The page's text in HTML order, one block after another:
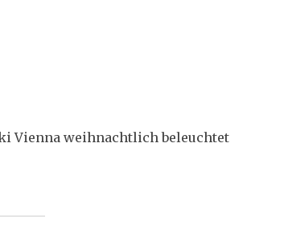
Vienna weihnachtlich beleuchtet